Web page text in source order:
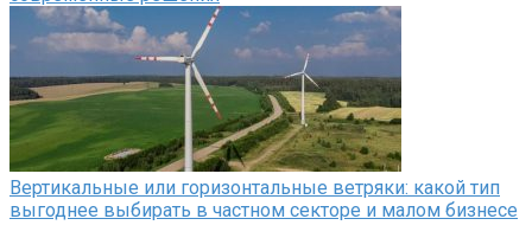
Вертикальные или горизонтальные ветряки: какой тип
выгоднее выбирать в частном секторе и малом бизнесе